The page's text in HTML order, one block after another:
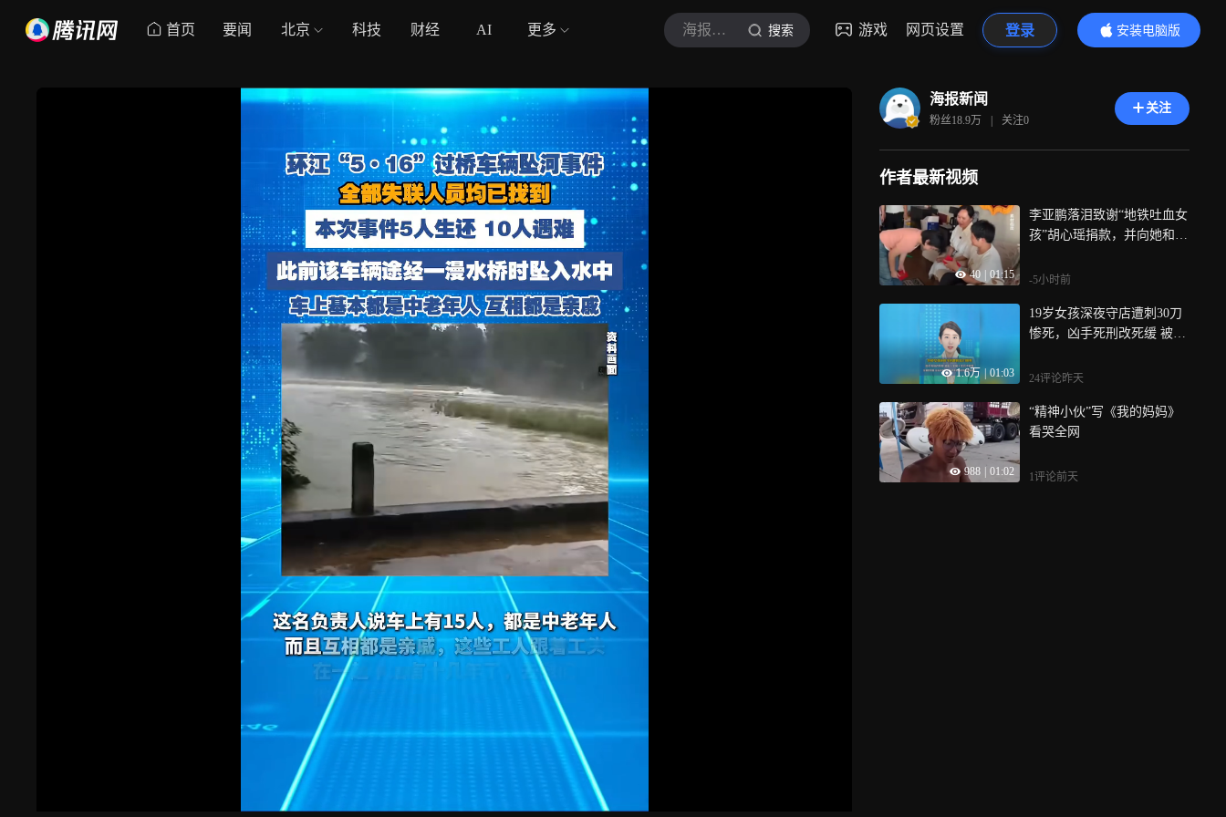
首页 要闻 北京 科技 财经 AI 更多 海报新闻 搜索 游戏 网页设置 登录
安装电脑版
内容更精彩
海报新闻
粉丝18.9万 | 关注0
关注
作者最新视频
40 01:15
李亚鹏落泪致谢“地铁吐血女
孩”胡心瑶捐款，并向她和病
回应：计划带病友去青岛看
-5小时前
1.6万 | 01:03
19岁女孩深夜守店遭刺30刀
惨死，凶手死刑改死缓 被害
知家属 没送达判决书 连民事
证实：凶手刑满释放已十多
年，被害人家属申诉十六
24评论昨天
988 01:02
“精神小伙”写《我的妈妈》
看哭全网
1评论前天